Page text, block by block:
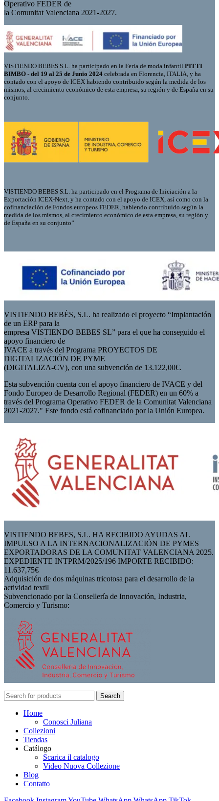
Operativo FEDER de
la Comunitat Valenciana 2021-2027.
VISTIENDO BEBES S.L. ha participado en la Feria de moda infantil PITTI
BIMBO - del 19 al 25 de Junio 2024 celebrada en Florencia, ITALIA, y ha
contado con el apoyo de ICEX habiendo contribuido según la medida de los
mismos, al crecimiento económico de esta empresa, su región y de España en su
conjunto.
VISTIENDO BEBES S.L. ha participado en el Programa de Iniciación a la
Exportación ICEX-Next, y ha contado con el apoyo de ICEX, así como con la
cofinanciación de Fondos europeos FEDER, habiendo contribuido según la
medida de los mismos, al crecimiento económico de esta empresa, su región y
de España en su conjunto”
VISTIENDO BEBÉS, S.L. ha realizado el proyecto “Implantación
de un ERP para la
empresa VISTIENDO BEBES SL” para el que ha conseguido el
apoyo financiero de
IVACE a través del Programa PROYECTOS DE
DIGITALIZACIÓN DE PYME
(DIGITALIZA-CV), con una subvención de 13.122,00€.
Esta subvención cuenta con el apoyo financiero de IVACE y del
Fondo Europeo de Desarrollo Regional (FEDER) en un 60% a
través del Programa Operativo FEDER de la Comunitat Valenciana
2021-2027." Este fondo está cofinanciado por la Unión Europea.
VISTIENDO BEBES, S.L. HA RECIBIDO AYUDAS AL
IMPULSO A LA INTERNACIONALIZACIÓN DE PYMES
EXPORTADORAS DE LA COMUNITAT VALENCIANA 2025.
EXPEDIENTE INTPRM/2025/196 IMPORTE RECIBIDO:
11.637,75€
Adquisición de dos máquinas tricotosa para el desarrollo de la
actividad textil
Subvencionado por la Consellería de Innovación, Industria,
Comercio y Turismo:
Search
Home
Conosci Juliana
Collezioni
Tiendas
Catálogo
Scarica il catalogo
Video Nuova Collezione
Blog
Contatto